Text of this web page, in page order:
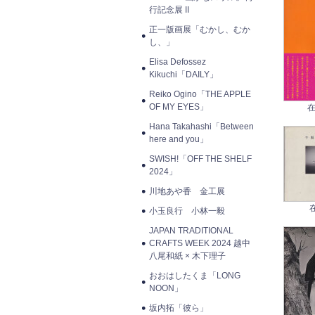
行記念展 II
正一版画展「むかし、むか
し、」
Elisa Defossez
Kikuchi「DAILY」
Reiko Ogino「THE APPLE
OF MY EYES」
Hana Takahashi「Between
here and you」
SWISH!「OFF THE SHELF
2024」
川地あや香 金工展
小玉良行 小林一毅
JAPAN TRADITIONAL
CRAFTS WEEK 2024 越中
八尾和紙 × 木下理子
おおはしたくま「LONG
NOON」
坂内拓「彼ら」